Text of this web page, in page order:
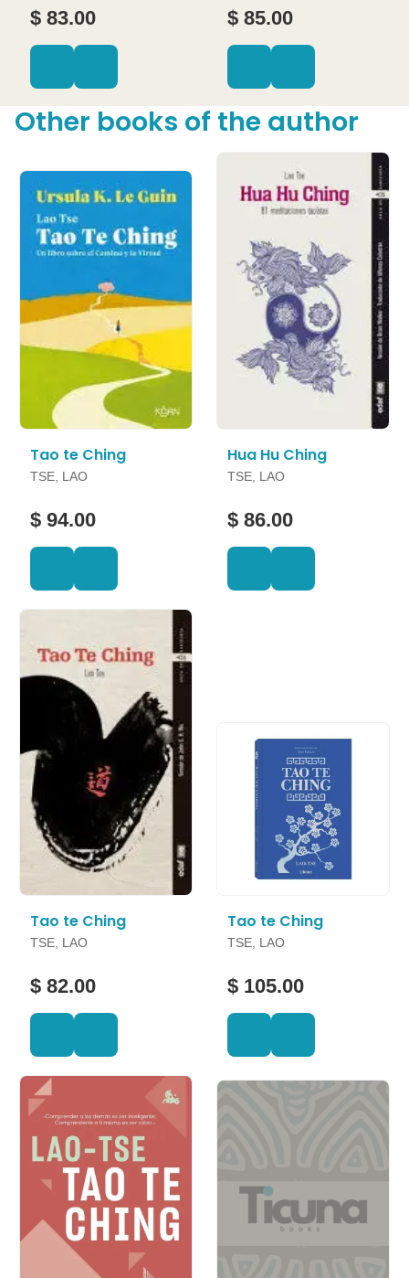
$ 83.00 $ 85.00
Other books of the author
Tao te Ching
TSE, LAO
$ 94.00
Hua Hu Ching
TSE, LAO
$ 86.00
Tao te Ching
TSE, LAO
$ 82.00
Tao te Ching
TSE, LAO
$ 105.00